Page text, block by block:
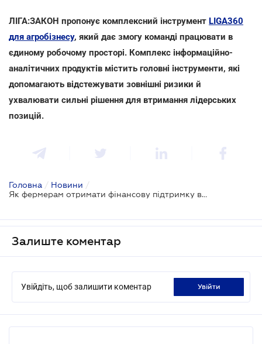
ЛІГА:ЗАКОН пропонує комплексний інструмент LIGA360
для агробізнесу, який дає змогу команді працювати в
єдиному робочому просторі. Комплекс інформаційно-
аналітичних продуктів містить головні інструменти, які
допомагають відстежувати зовнішні ризики й
ухвалювати сильні рішення для втримання лідерських
позицій.
Головна / Новини /
Як фермерам отримати фінансову підтримку від держави
Залиште коментар
Увійдіть, щоб залишити коментар увійти